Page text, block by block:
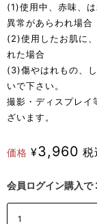
(1)使用中、赤味、
異常があらわれ場合
(2)使用したお肌に
れた場合
(3)傷やはれもの、
いで下さい。
撮影・ディスプレイ
ざいます。
価格 ¥3,960 税
会員ログイン購入で